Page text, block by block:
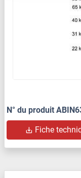
N° du produit
Fiche